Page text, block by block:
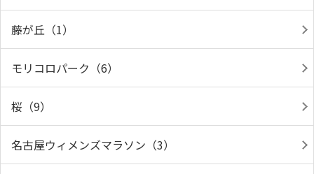
藤が丘（1）
モリコロパーク（6）
桜（9）
名古屋ウィメンズマラソン（3）